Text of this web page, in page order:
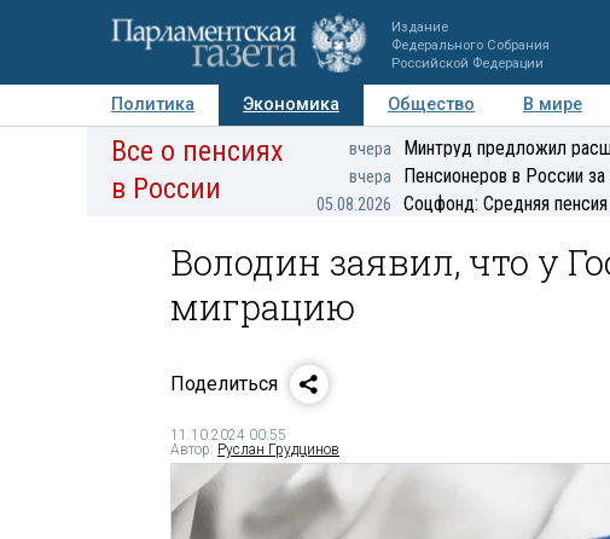
Издание
Федерального Собрания
Российской Федерации
Политика Экономика Общество В мире
Авторы Персоны Мнения Регионы
Все о пенсиях
в России
вчера Минтруд предложил
вчера Пенсионеров в России
05.08.2026 Соцфонд: Средняя
Володин заявил, что у
миграцию
Поделиться
11.10.2024 00:55
Автор: Руслан Грудцинов